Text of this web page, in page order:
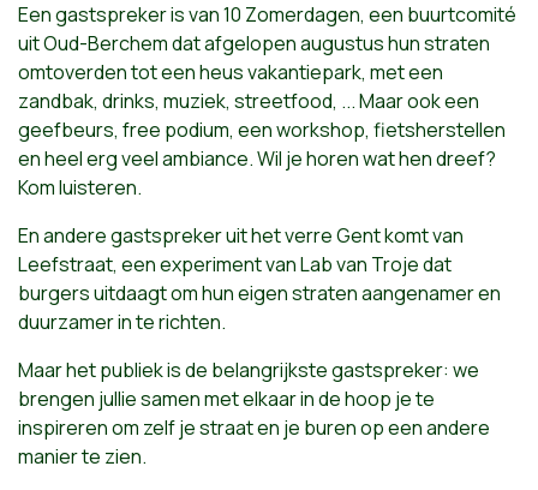
Een gastspreker is van 10 Zomerdagen, een buurtcomité
uit Oud-Berchem dat afgelopen augustus hun straten
omtoverden tot een heus vakantiepark, met een
zandbak, drinks, muziek, streetfood, ... Maar ook een
geefbeurs, free podium, een workshop, fietsherstellen
en heel erg veel ambiance. Wil je horen wat hen dreef?
Kom luisteren.
En andere gastspreker uit het verre Gent komt van
Leefstraat, een experiment van Lab van Troje dat
burgers uitdaagt om hun eigen straten aangenamer en
duurzamer in te richten.
Maar het publiek is de belangrijkste gastspreker: we
brengen jullie samen met elkaar in de hoop je te
inspireren om zelf je straat en je buren op een andere
manier te zien.